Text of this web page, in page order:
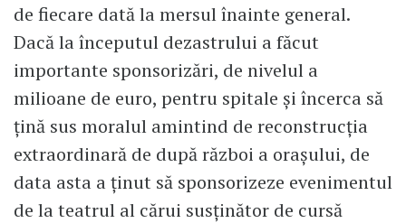
de fiecare dată la mersul înainte general.
Dacă la începutul dezastrului a făcut
importante sponsorizări, de nivelul a
milioane de euro, pentru spitale și încerca să
țină sus moralul amintind de reconstrucția
extraordinară de după război a orașului, de
data asta a ținut să sponsorizeze evenimentul
de la teatrul al cărui susținător de cursă